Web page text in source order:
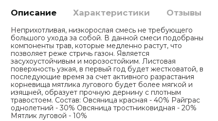
Описание Характеристики Отзывы
Неприхотливая, низкорослая смесь не требующего
большого ухода за собой. В данной смеси подобраны
компоненты трав, которые медленно растут, что
позволяет реже стричь газон. Является
засухоустойчивым и морозостойким. Листовая
поверхность узкая, в первый год будет жестковатой, в
последующие время за счет активного разрастания
корневища мятлика лугового будет более мягкой и
изящней, образует прочную дернину с плотным
травостоем. Состав: Овсяница красная - 40% Райграс
однолетний - 30% Овсяница тростниковидная - 20%
Мятлик луговой - 10%